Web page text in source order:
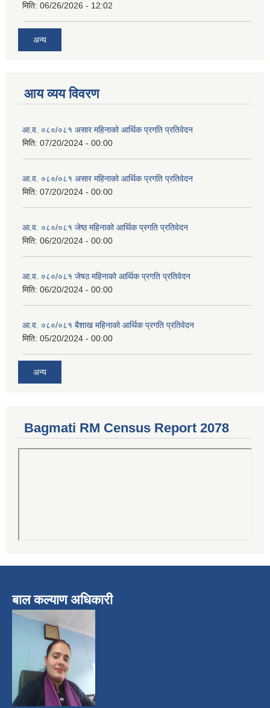
मिति: 06/26/2026 - 12:02
अन्य
आय व्यय विवरण
आ.व. ०८०/०८१ असार महिनाको आर्थिक प्रगति प्रतिवेदन
मिति: 07/20/2024 - 00:00
आ.व. ०८०/०८१ असार महिनाको आर्थिक प्रगति प्रतिवेदन
मिति: 07/20/2024 - 00:00
आ.व. ०८०/०८१ जेष्ठ महिनाको आर्थिक प्रगति प्रतिवेदन
मिति: 06/20/2024 - 00:00
आ.व. ०८०/०८१ जेषठ महिनाको आर्थिक प्रगति प्रतिवेदन
मिति: 06/20/2024 - 00:00
आ.व. ०८०/०८१ बैशाख महिनाको आर्थिक प्रगति प्रतिवेदन
मिति: 05/20/2024 - 00:00
अन्य
Bagmati RM Census Report 2078
बाल कल्याण अधिकारी